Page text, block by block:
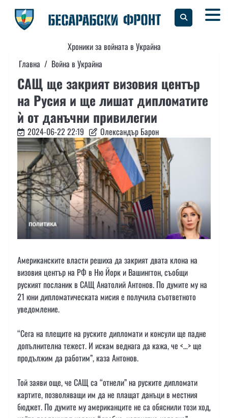
content
Хроники за войната в Украйна
Главна
Война в Украйна
САЩ ще закрият визовия център
на Русия и ще лишат дипломатите
ѝ от данъчни привилегии
2024-06-22 22:19 Олександър Барон
Американските власти решиха да закрият двата клона на
визовия център на РФ в Ню Йорк и Вашингтон, съобщи
руският посланик в САЩ Анатолий Антонов. По думите му на
21 юни дипломатическата мисия е получила съответното
уведомление.
“Сега на плещите на руските дипломати и консули ще падне
допълнителна тежест. И искам веднага да кажа, че <…> ще
продължим да работим”, каза Антонов.
Той заяви още, че САЩ са “отнели” на руските дипломати
картите, позволяващи им да не плащат данъци в местния
бюджет. По думите му американците не са обяснили този ход,